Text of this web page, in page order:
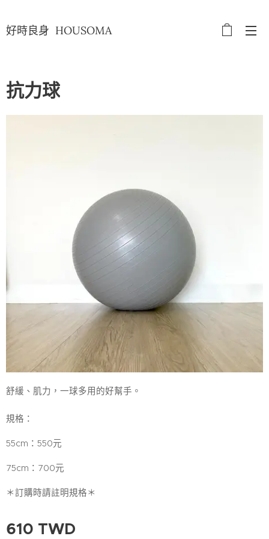
好時良身 HOUSOMA
抗力球
舒緩、肌力，一球多用的好幫手。
規格：
55cm：550元
75cm：700元
＊訂購時請註明規格＊
610 TWD